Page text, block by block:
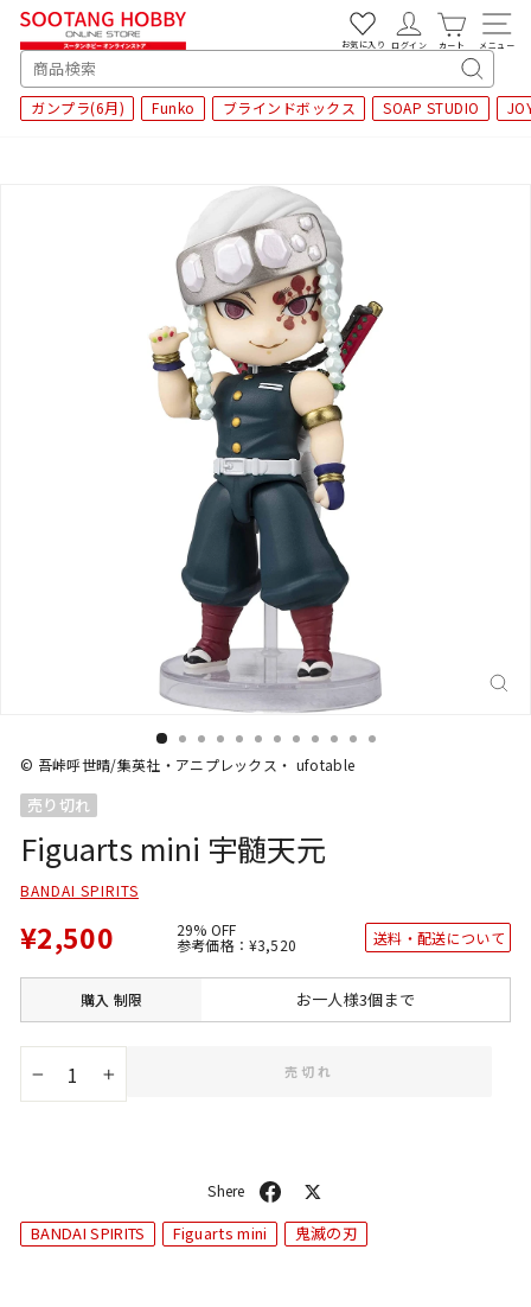
SEARCH
キ
ー
ガンプラ(6月) Funko ブラインドボックス SOAP STUDIO
お気に入り ログイン カート メニュー
© 吾峠呼世晴/集英社・アニプレックス・ ufotable
売り切れ
Figuarts mini 宇髄天元
BANDAI SPIRITS
¥2,500 29% OFF
参考価格：通
価
¥3,520
格
送料・配送について
購入 制限 お一人様3個まで
+
売切れ
シ
ア
ト
BANDAI SPIRITS Figuarts mini 鬼滅の刃